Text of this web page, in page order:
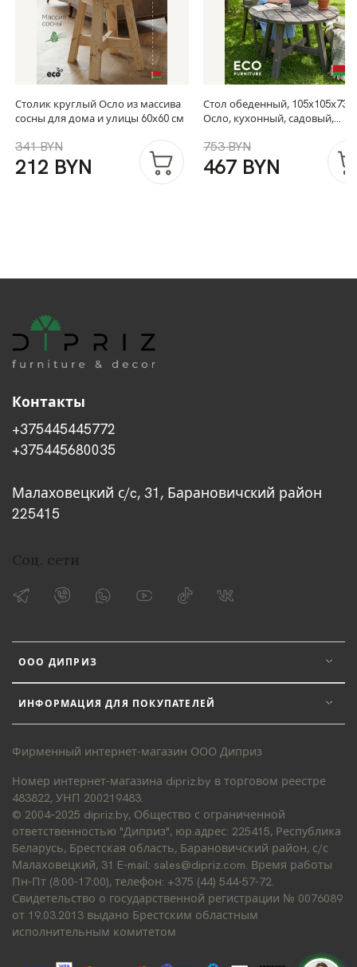
Столик круглый Осло из массива
сосны для дома и улицы 60х60 см
341 BYN
212 BYN
Стол обеденный, 105х105х73,
Осло, кухонный, садовый,
753 BYN
467 BYN
ООО ДИПРИЗ
ИНФОРМАЦИЯ ДЛЯ ПОКУПАТЕЛЕЙ
Контакты
+375445445772
+375445680035
Малаховецкий с/c, 31, Барановичский район
225415
Соц. сети
Фирменный интернет-магазин ООО Диприз
Номер интернет-магазина dipriz.by в торговом реестре
483822, УНП 200219483.
© 2004–2025 dipriz.by, Общество с ограниченной
ответственностью "Диприз", юр.адрес: 225415, Республика
Беларусь, Брестская область, Барановичский район, с/с
Малаховецкий, 31 E-mail: sales@dipriz.com. Время работы
Пн-Пт (8:00-17:00), телефон: +375 (44) 544-57-72.
Свидетельство о государственной регистрации № 0076089
от 19.03.2013 выдано Брестским областным
исполнительным комитетом